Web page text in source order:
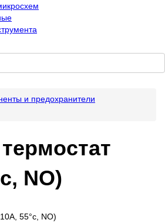
и предохранители
NO)